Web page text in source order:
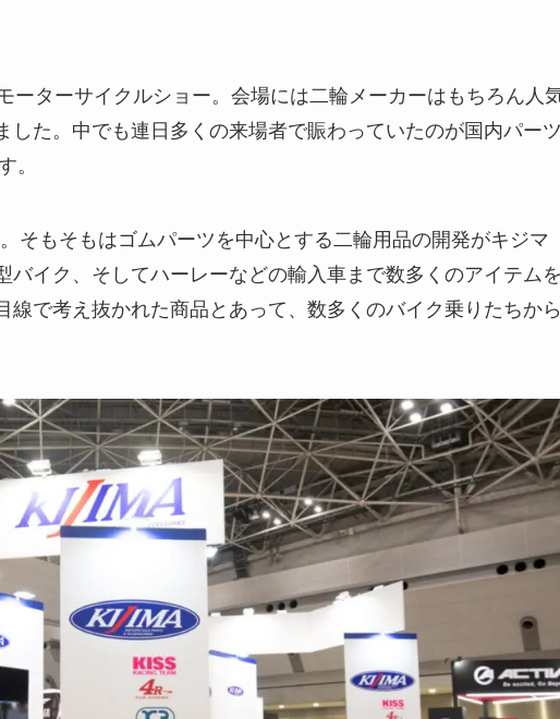
ーターサイクルショー。会場には二輪メーカーはもちろん人
した。中でも連日多くの来場者で賑わっていたのが国内パー
。
そもそもはゴムパーツを中心とする二輪用品の開発がキジマ
バイク、そしてハーレーなどの輸入車まで数多くのアイテム
線で考え抜かれた商品とあって、数多くのバイク乗りたちか